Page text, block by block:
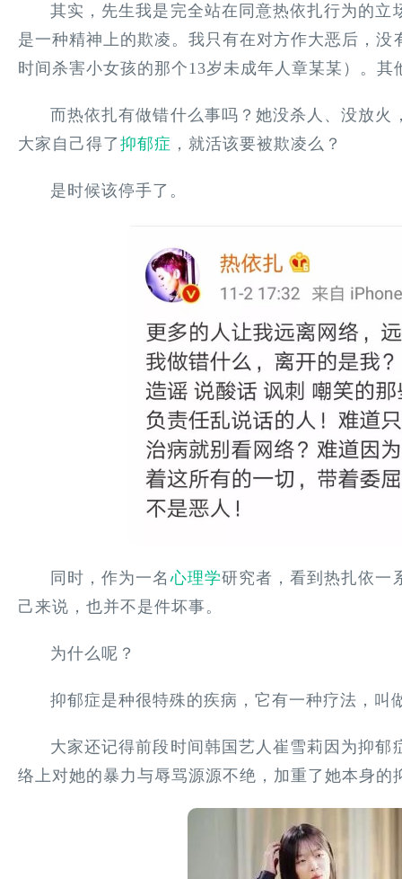
其实，先生我是完全站在同意热依扎行为的
是一种精神上的欺凌。我只有在对方作大恶后，
时间杀害小女孩的那个13岁未成年人章某某）。
而热依扎有做错什么事吗？她没杀人、没放
大家自己得了抑郁症 ，就活该要被欺凌么？
是时候该停手了。
同时，作为一名心理学研究者，看到热扎依一
己来说，也并不是件坏事。
为什么呢？
抑郁症是种很特殊的疾病，它有一种疗法，叫
大家还记得前段时间韩国艺人崔雪莉因为抑
络上对她的暴力与辱骂源源不绝，加重了她本身的